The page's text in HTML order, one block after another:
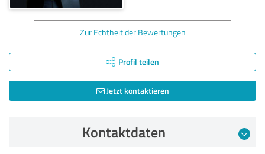
Zur Echtheit der Bewertungen
Profil teilen
Jetzt kontaktieren
Kontaktdaten